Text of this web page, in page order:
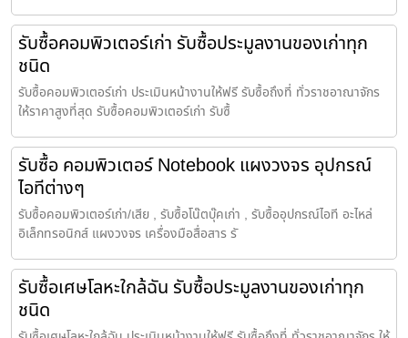
รับซื้อคอมพิวเตอร์เก่า รับซื้อประมูลงานของเก่าทุก
ชนิด
รับซื้อคอมพิวเตอร์เก่า ประเมินหน้างานให้ฟรี รับซื้อถึงที่ ทั่วราชอาณาจักร
ให้ราคาสูงที่สุด รับซื้อคอมพิวเตอร์เก่า รับซื้
รับซื้อ คอมพิวเตอร์ Notebook แผงวงจร อุปกรณ์
ไอทีต่างๆ
รับซื้อคอมพิวเตอร์เก่า/เสีย , รับซื้อโน๊ตบุ๊คเก่า , รับซื้ออุปกรณ์ไอที อะไหล่
อิเล็กทรอนิกส์ แผงวงจร เครื่องมือสื่อสาร รั
รับซื้อเศษโลหะใกล้ฉัน รับซื้อประมูลงานของเก่าทุก
ชนิด